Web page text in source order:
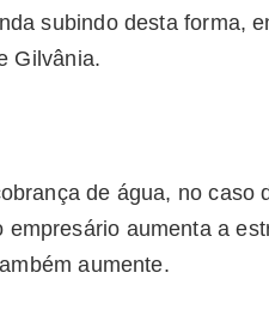
subindo desta forma,
Gilvânia.
de água, no caso
aumenta a
aumente.